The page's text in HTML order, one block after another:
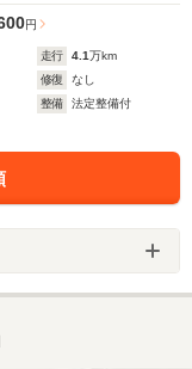
円
走行 4.1万km
修復
なし
整備
法定整備付